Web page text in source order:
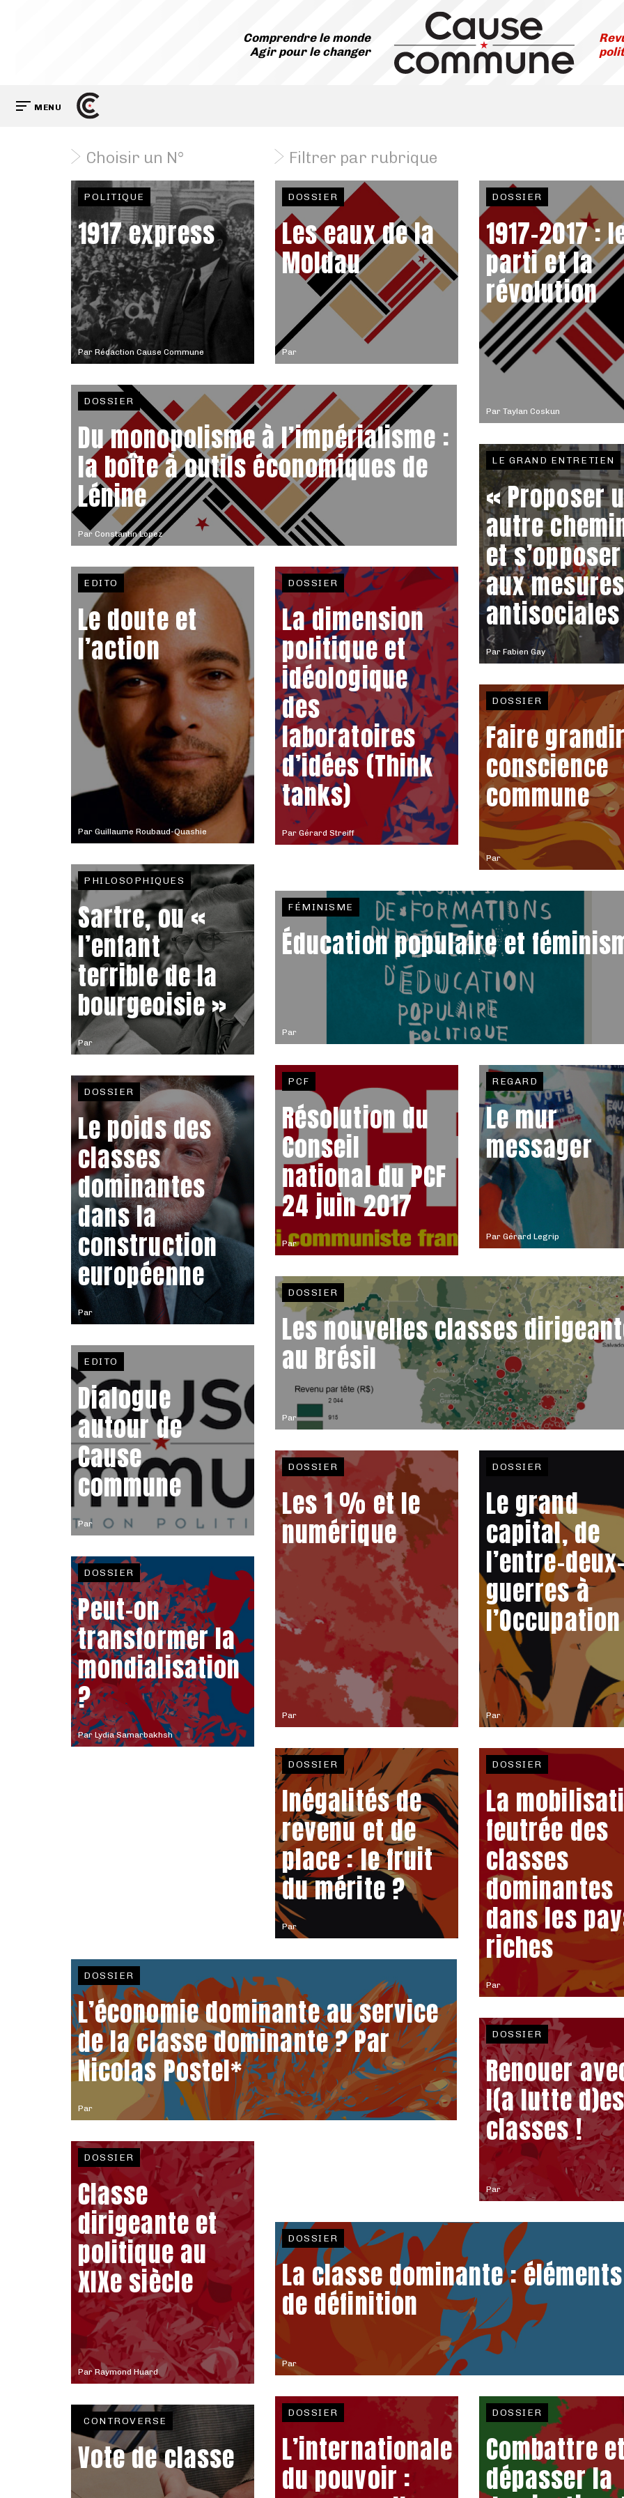
Comprendre le monde
Agir pour le changer
MENU
Choisir un N° Filtrer par rubrique
Par Rédaction Cause Commune
POLITIQUE
1917 express
Par
DOSSIER
Les eaux de la
Moldau
Par Taylan Coskun
DOSSIER
1917-2017 :
parti et la
révolution
Par Constantin Lopez
DOSSIER
Du monopolisme à l’impérialisme :
la boîte à outils économiques de
Lénine
Par Fabien Gay
LE GRAND ENTRETIEN
« Proposer
autre
et s’opposer
aux mesures
Par Guillaume Roubaud-Quashie
EDITO
Le doute et
l’action
Par Gérard Streiff
DOSSIER
La dimension
politique et
idéologique
des
laboratoires
d’idées (Think
tanks)
Par
DOSSIER
Faire
conscience
commune
Par
PHILOSOPHIQUES
Sartre, ou «
l’enfant
terrible de la
bourgeoisie »
Par
FÉMINISME
Éducation populaire et
Par
PCF
Résolution du
Conseil
national du PCF
24 juin 2017
Par Gérard Legrip
REGARD
Le mur
messager
Par
DOSSIER
Le poids des
classes
dominantes
dans la
construction
européenne
Par
DOSSIER
Les nouvelles classes
au Brésil
Par
EDITO
Dialogue
autour de
Cause
commune
Par
DOSSIER
Les 1 % et le
numérique
Par
DOSSIER
Le grand
capital, de
l’entre-
guerres à
l’Occupation
Par Lydia Samarbakhsh
DOSSIER
Peut-on
transformer la
mondialisation
?
Par
DOSSIER
Inégalités de
revenu et de
place : le fruit
du mérite ?
Par
DOSSIER
L’économie dominante au service
de la classe dominante ? Par
Nicolas Postel*
Par
DOSSIER
La
feutrée des
classes
dominantes
dans les
riches
Par
DOSSIER
Renouer
l(a lutte
classes !
ParRaymond Huard
DOSSIER
Classe
dirigeante et
politique au
XIXe siècle
Par
DOSSIER
La classe dominante : éléments
de définition
DOSSIER
L’internationale
du pouvoir :
DOSSIER
Combattre
dépasser la
CONTROVERSE
Vote de classe